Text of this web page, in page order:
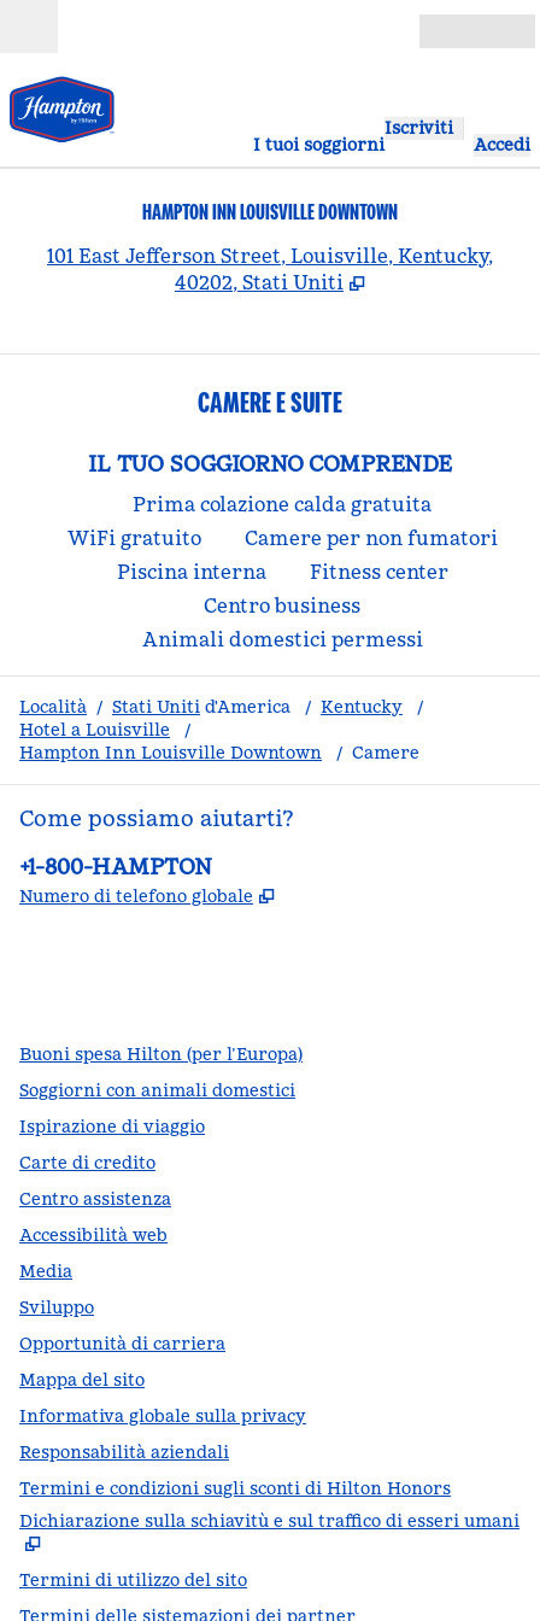
I tuoi soggiorni
Iscriviti
Accedi
HAMPTON INN LOUISVILLE DOWNTOWN
101 East Jefferson Street, Louisville, Kentucky,
40202, Stati Uniti
CAMERE E SUITE
IL TUO SOGGIORNO COMPRENDE
Prima colazione calda gratuita
WiFi gratuito
Camere per non fumatori
Piscina interna
Fitness center
Centro business
Animali domestici permessi
Località / Stati Uniti d'America / Kentucky
/
Hotel a Louisville
/
Hampton Inn Louisville Downtown
/ Camere
Come possiamo aiutarti?
Telefono:
+1-800-HAMPTON
Numero di telefono globale ,
Buoni spesa Hilton (per l’Europa)
Soggiorni con animali domestici
Ispirazione di viaggio
Carte di credito
Centro assistenza
Accessibilità web
Media
Sviluppo
Opportunità di carriera
Mappa del sito
Informativa globale sulla privacy
Responsabilità aziendali
Termini e condizioni sugli sconti di Hilton Honors
Dichiarazione sulla schiavitù e sul traffico di esseri umani
Termini di utilizzo del sito
Termini delle sistemazioni dei partner